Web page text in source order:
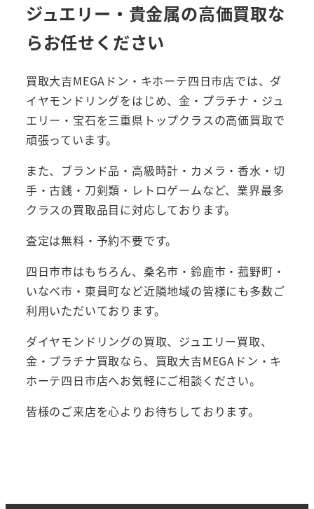
ジュエリー・貴金属の高価買取な
らお任せください
買取大吉MEGAドン・キホーテ四日市店では、ダ
イヤモンドリングをはじめ、金・プラチナ・ジュ
エリー・宝石を三重県トップクラスの高価買取で
頑張っています。
また、ブランド品・高級時計・カメラ・香水・切
手・古銭・刀剣類・レトロゲームなど、業界最多
クラスの買取品目に対応しております。
査定は無料・予約不要です。
四日市市はもちろん、桑名市・鈴鹿市・菰野町・
いなべ市・東員町など近隣地域の皆様にも多数ご
利用いただいております。
ダイヤモンドリングの買取、ジュエリー買取、
金・プラチナ買取なら、買取大吉MEGAドン・キ
ホーテ四日市店へお気軽にご相談ください。
皆様のご来店を心よりお待ちしております。